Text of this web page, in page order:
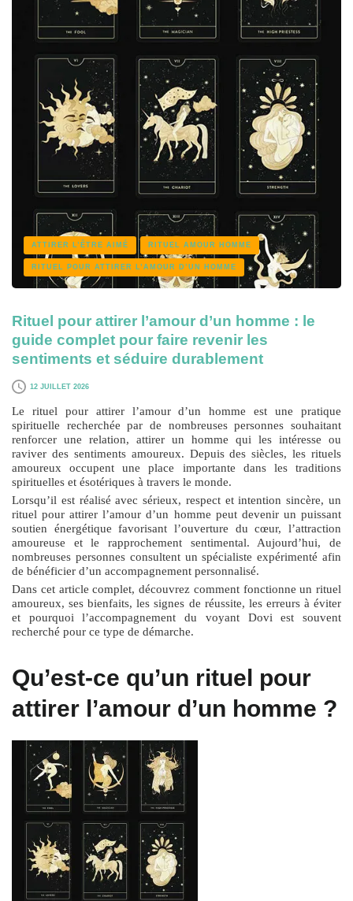
ATTIRER L’ÊTRE AIMÉ RITUEL AMOUR HOMME
RITUEL POUR ATTIRER L’AMOUR D’UN HOMME
Rituel pour attirer l’amour d’un homme : le
guide complet pour faire revenir les
sentiments et séduire durablement
12 JUILLET 2026
Le rituel pour attirer l’amour d’un homme est une pratique
spirituelle recherchée par de nombreuses personnes souhaitant
renforcer une relation, attirer un homme qui les intéresse ou
raviver des sentiments amoureux. Depuis des siècles, les rituels
amoureux occupent une place importante dans les traditions
spirituelles et ésotériques à travers le monde.
Lorsqu’il est réalisé avec sérieux, respect et intention sincère, un
rituel pour attirer l’amour d’un homme peut devenir un puissant
soutien énergétique favorisant l’ouverture du cœur, l’attraction
amoureuse et le rapprochement sentimental. Aujourd’hui, de
nombreuses personnes consultent un spécialiste expérimenté afin
de bénéficier d’un accompagnement personnalisé.
Dans cet article complet, découvrez comment fonctionne un rituel
amoureux, ses bienfaits, les signes de réussite, les erreurs à éviter
et pourquoi l’accompagnement du voyant Dovi est souvent
recherché pour ce type de démarche.
Qu’est-ce qu’un rituel pour
attirer l’amour d’un homme ?